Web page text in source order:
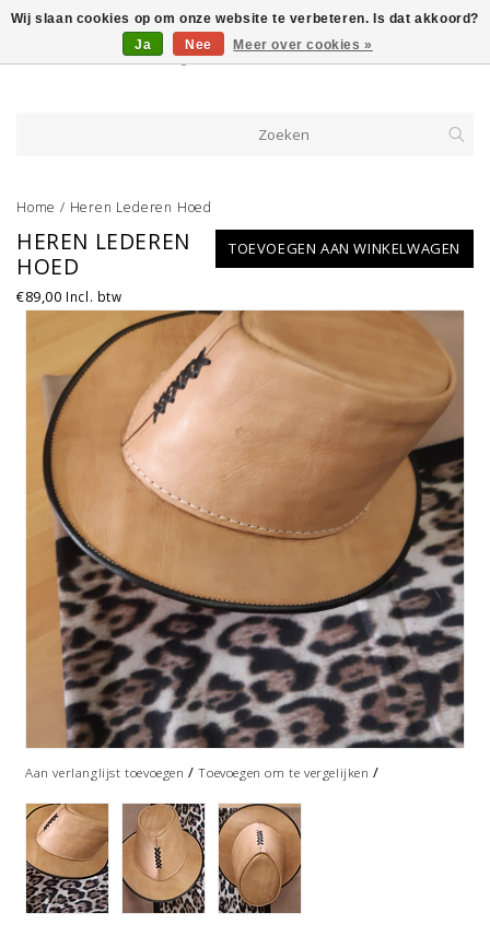
Home / Heren Lederen Hoed
TOEVOEGEN AAN WINKELWAGEN
HEREN LEDEREN
HOED
€89,00 Incl. btw
Aan verlanglijst toevoegen /Toevoegen om te vergelijken /
Wij slaan cookies op om onze website te verbeteren. Is dat akkoord?
Ja
Nee Meer over cookies »